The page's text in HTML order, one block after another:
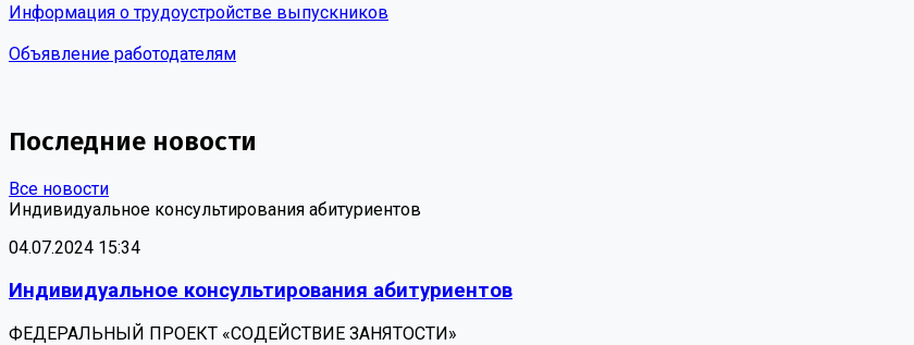
Информация о трудоустройстве выпускников
Объявление работодателям
Последние новости
Все новости
Индивидуальное консультирования абитуриентов
04.07.2024 15:34
Индивидуальное консультирования абитуриентов
ФЕДЕРАЛЬНЫЙ ПРОЕКТ «СОДЕЙСТВИЕ ЗАНЯТОСТИ»